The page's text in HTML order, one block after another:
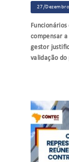
27/
compensar
gestor
validação